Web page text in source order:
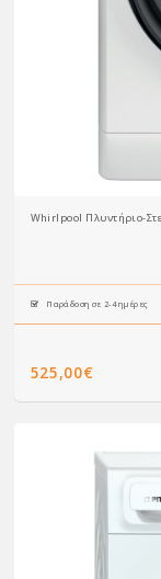
Whirlpool Πλυντήριο-
Παράδοση σε 2-4 ημέρες
525,00€